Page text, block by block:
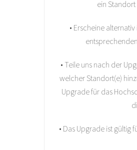
ein
• Erscheine
• Teile uns nach der
welcher Standort(e)
Upgrade für das
• Das Upgrade ist gültig